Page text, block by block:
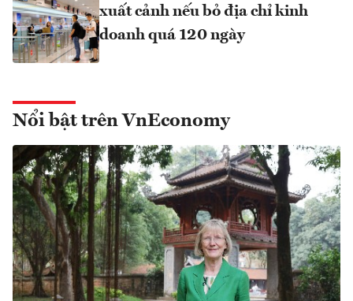
xuất cảnh nếu bỏ địa chỉ kinh
doanh quá 120 ngày
Nổi bật trên VnEconomy